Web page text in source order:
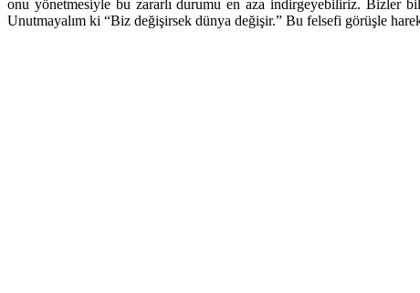
onu yönetmesiyle bu zararlı durumu en aza indirgeyebiliriz. Bizler
Unutmayalım ki “Biz değişirsek dünya değişir.” Bu felsefi görüşle